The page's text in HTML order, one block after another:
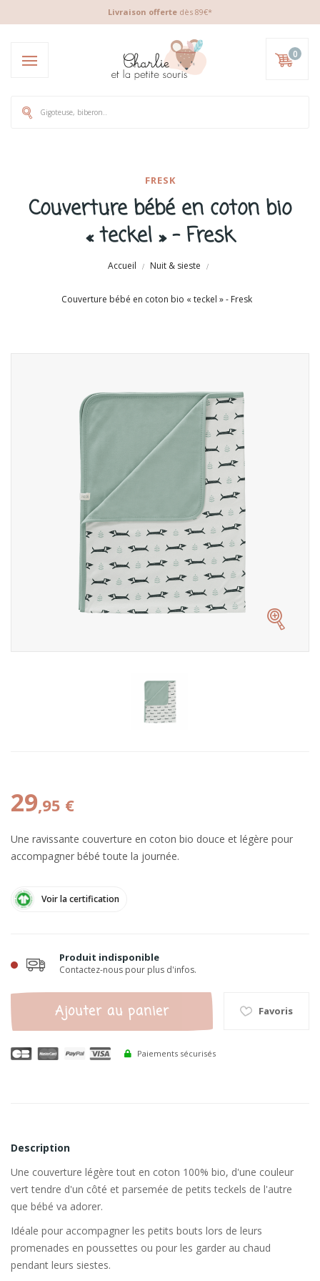
Livraison offerte dès 89€*
0
FRESK
Couverture bébé en coton bio
« teckel » - Fresk
Accueil Nuit & sieste
Couverture bébé en coton bio « teckel » - Fresk
29,95 €
Une ravissante couverture en coton bio douce et légère pour
accompagner bébé toute la journée.
Voir la certification
Produit indisponible
Contactez-nous pour plus d'infos.
Ajouter au panier Favoris
Paiements sécurisés
Description
Une couverture légère tout en coton 100% bio, d'une couleur
vert tendre d'un côté et parsemée de petits teckels de l'autre
que bébé va adorer.
Idéale pour accompagner les petits bouts lors de leurs
promenades en poussettes ou pour les garder au chaud
pendant leurs siestes.